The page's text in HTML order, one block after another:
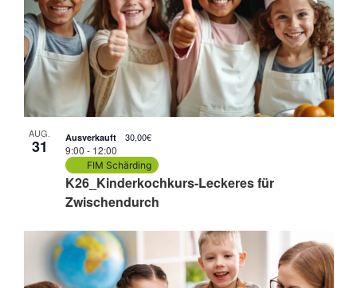
AUG.
31
K26_Kinderkochkurs-Leckeres für
Zwischendurch
9:00 - 12:00
FIM Schärding
Ausverkauft 30,00€